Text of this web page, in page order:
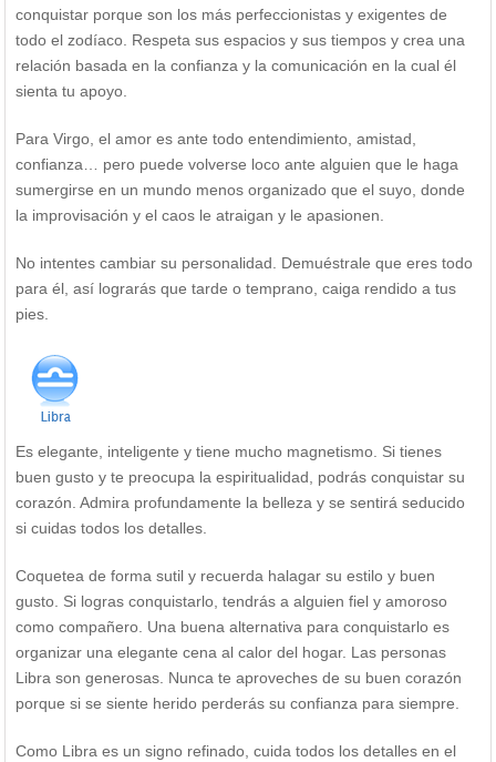
conquistar porque son los más perfeccionistas y exigentes de
todo el zodíaco. Respeta sus espacios y sus tiempos y crea una
relación basada en la confianza y la comunicación en la cual él
sienta tu apoyo.
Para Virgo, el amor es ante todo entendimiento, amistad,
confianza… pero puede volverse loco ante alguien que le haga
sumergirse en un mundo menos organizado que el suyo, donde
la improvisación y el caos le atraigan y le apasionen.
No intentes cambiar su personalidad. Demuéstrale que eres todo
para él, así lograrás que tarde o temprano, caiga rendido a tus
pies.
Es elegante, inteligente y tiene mucho magnetismo. Si tienes
buen gusto y te preocupa la espiritualidad, podrás conquistar su
corazón. Admira profundamente la belleza y se sentirá seducido
si cuidas todos los detalles.
Coquetea de forma sutil y recuerda halagar su estilo y buen
gusto. Si logras conquistarlo, tendrás a alguien fiel y amoroso
como compañero. Una buena alternativa para conquistarlo es
organizar una elegante cena al calor del hogar. Las personas
Libra son generosas. Nunca te aproveches de su buen corazón
porque si se siente herido perderás su confianza para siempre.
Como Libra es un signo refinado, cuida todos los detalles en el